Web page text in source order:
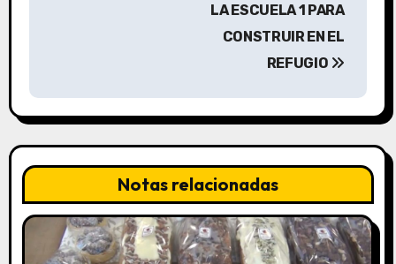
c
i
ó
n
LA ESCUELA 1 PARA
CONSTRUIR EN EL
REFUGIO
Notas relacionadas